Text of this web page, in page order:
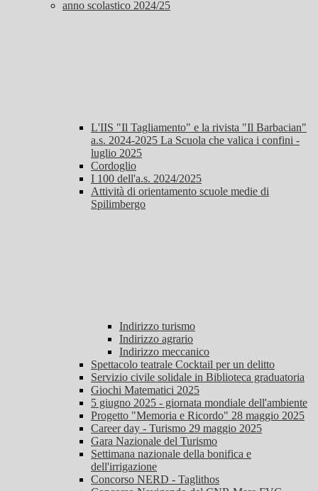
anno scolastico 2024/25
L'IIS "Il Tagliamento" e la rivista "Il Barbacian"
a.s. 2024-2025 La Scuola che valica i confini -
luglio 2025
Cordoglio
I 100 dell'a.s. 2024/2025
Attività di orientamento scuole medie di
Spilimbergo
Indirizzo turismo
Indirizzo agrario
Indirizzo meccanico
Spettacolo teatrale Cocktail per un delitto
Servizio civile solidale in Biblioteca graduatoria
Giochi Matematici 2025
5 giugno 2025 - giornata mondiale dell'ambiente
Progetto "Memoria e Ricordo" 28 maggio 2025
Career day - Turismo 29 maggio 2025
Gara Nazionale del Turismo
Settimana nazionale della bonifica e
dell'irrigazione
Concorso NERD - Taglithos